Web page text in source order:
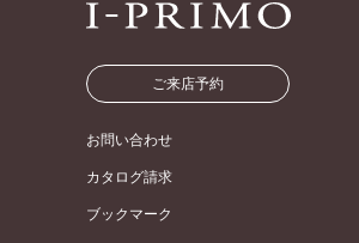
ご来店予約
お問い合わせ
カタログ請求
ブックマーク